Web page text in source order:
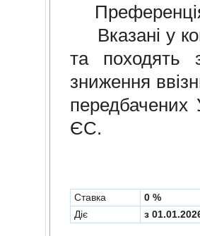
Вказані у
та походять
зниження
передбачених
ЄС.
Cтавка
0 %
Діє
з